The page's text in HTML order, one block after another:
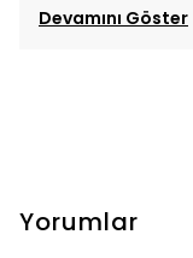
Devamını Göster
Yorumlar